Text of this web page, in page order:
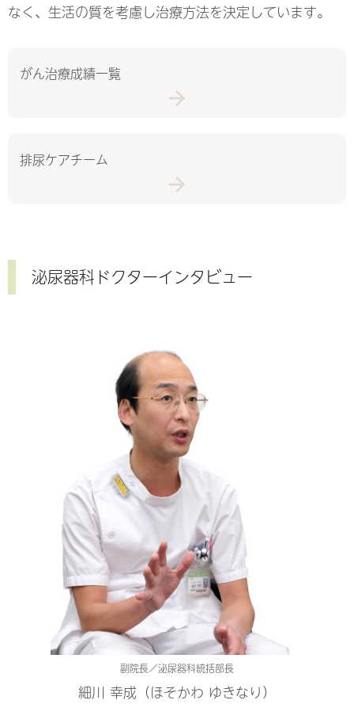
なく、生活の質を考慮し治療方法を決定しています。
がん治療成績一覧
排尿ケアチーム
泌尿器科ドクターインタビュー
副院長／泌尿器科統括部長
細川 幸成（ほそかわ ゆきなり）